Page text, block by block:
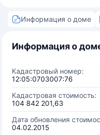
Информация о доме
Информация о
Кадастровый номер:
12:05:0703007:76
Кадастровая стоимость:
104 842 201,63
Дата обновления
04.02.2015